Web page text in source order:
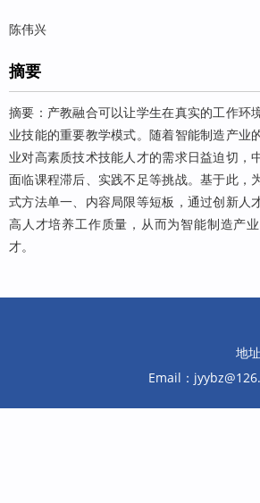
陈伟兴
摘要
摘要：产教融合可以让学生在真实的工作环
业技能的重要教学模式。随着智能制造产业
业对高素质技术技能人才的需求日益迫切，
面临课程滞后、实践不足等挑战。基于此，
式方法单一、内容局限等短板，通过创新人
高人才培养工作质量，从而为智能制造产
才。
地
Email：